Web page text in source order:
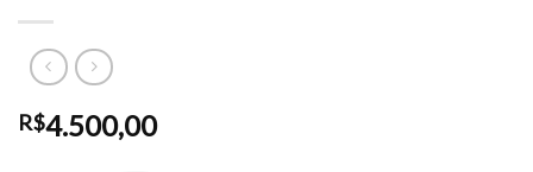
R$4.500,00